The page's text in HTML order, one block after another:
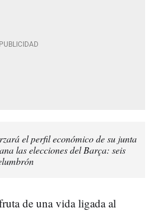
el perfil económico de su junta
las elecciones del Barça: seis
de una vida ligada al